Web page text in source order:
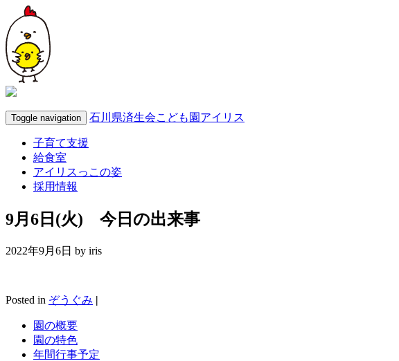
Toggle navigation 石川県済生会こども園アイリス
子育て支援
給食室
アイリスっこの姿
採用情報
9月6日(火) 今日の出来事
2022年9月6日 by iris
Posted in ぞうぐみ |
園の概要
園の特色
年間行事予定